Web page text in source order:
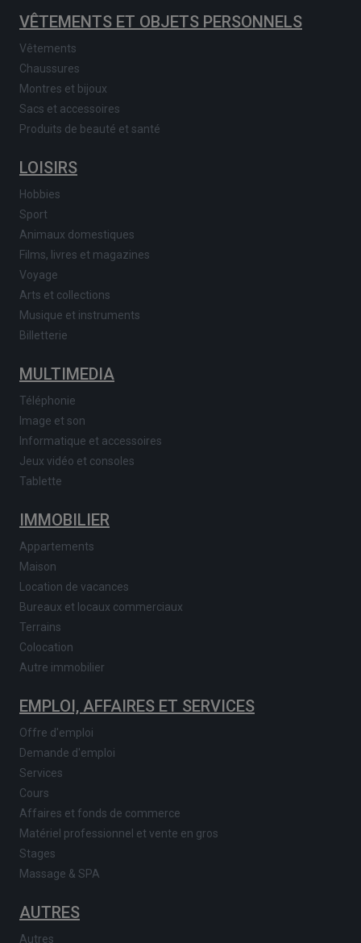
VÊTEMENTS ET OBJETS PERSONNELS
Vêtements
Chaussures
Montres et bijoux
Sacs et accessoires
Produits de beauté et santé
LOISIRS
Hobbies
Sport
Animaux domestiques
Films, livres et magazines
Voyage
Arts et collections
Musique et instruments
Billetterie
MULTIMEDIA
Téléphonie
Image et son
Informatique et accessoires
Jeux vidéo et consoles
Tablette
IMMOBILIER
Appartements
Maison
Location de vacances
Bureaux et locaux commerciaux
Terrains
Colocation
Autre immobilier
EMPLOI, AFFAIRES ET SERVICES
Offre d'emploi
Demande d'emploi
Services
Cours
Affaires et fonds de commerce
Matériel professionnel et vente en gros
Stages
Massage & SPA
AUTRES
Autres